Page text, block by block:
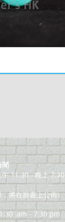
11:30 - 晚上 7:30
將在臉書上公佈）
am - 7:30 pm